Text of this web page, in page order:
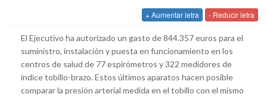
+ Aumentar letra - Reducir letra
El Ejecutivo ha autorizado un gasto de 844.357 euros para el
suministro, instalación y puesta en funcionamiento en los
centros de salud de 77 espirómetros y 322 medidores de
índice tobillo-brazo. Estos últimos aparatos hacen posible
comparar la presión arterial medida en el tobillo con el mismo